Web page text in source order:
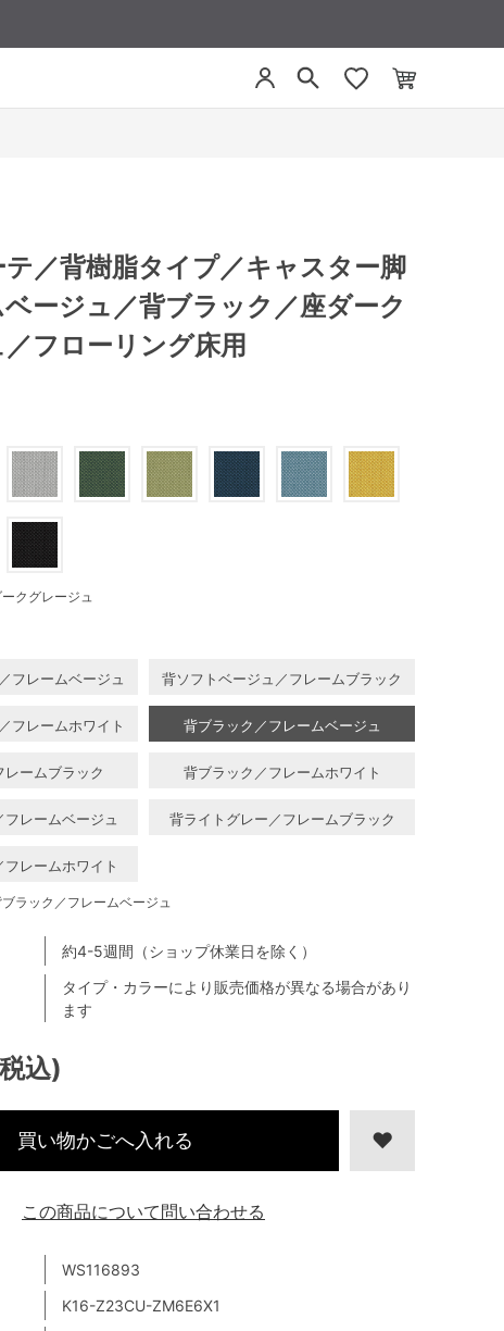
／背樹脂タイプ／キャスター脚
ージュ／背ブラック／座ダーク
フローリング床用
込)
WS116893
K16-Z23CU-ZM6E6X1
タイプ・カラーにより販売価格が異なる場合があり
ます
約4-5週間（ショップ休業日を除く）
クグレージュ
フレームベージュ 背ソフトベージュ／フレームブラック
フレームホワイト 背ブラック／フレームベージュ
ームブラック 背ブラック／フレームホワイト
レームベージュ 背ライトグレー／フレームブラック
レームホワイト
ラック／フレームベージュ
買い物かごへ入れる
この商品について問い合わせる